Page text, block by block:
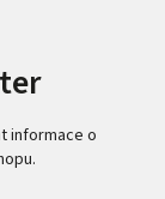
informace o